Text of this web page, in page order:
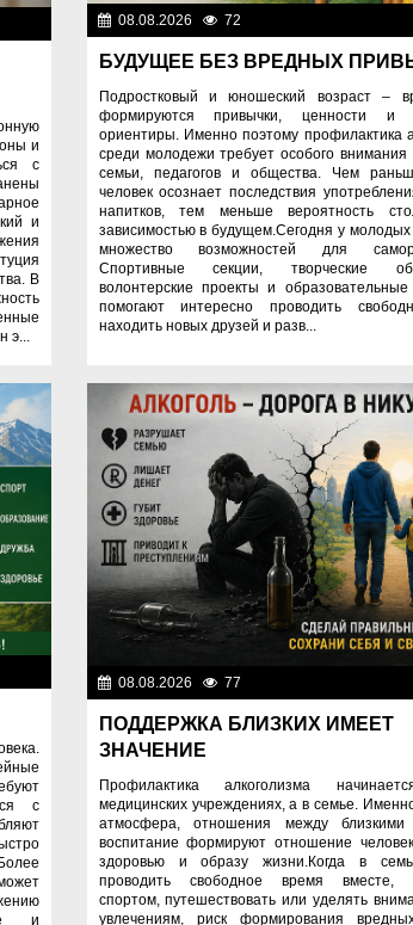
и
с
и
В
э...
08.08.2026 72
БУДУЩЕЕ БЕЗ ВРЕДНЫХ
Подростковый и юношеский возраст –
формируются привычки, ценности и
ориентиры. Именно поэтому профилактика
среди молодежи требует особого внимания
семьи, педагогов и общества. Чем
человек осознает последствия
напитков, тем меньше вероятность
зависимостью в будущем.Сегодня у
множество возможностей для
Спортивные секции, творческие
волонтерские проекты и
помогают интересно проводить
находить новых друзей и разв...
с
и
08.08.2026 77
ПОДДЕРЖКА БЛИЗКИХ ИМЕЕТ
ЗНАЧЕНИЕ
Профилактика алкоголизма
медицинских учреждениях, а в семье.
атмосфера, отношения между
воспитание формируют отношение
здоровью и образу жизни.Когда в
проводить свободное время вместе,
спортом, путешествовать или уделять
увлечениям, риск формирования